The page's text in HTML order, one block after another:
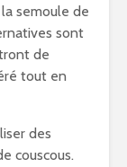
semoule de
sont
de
tout en
des
couscous.